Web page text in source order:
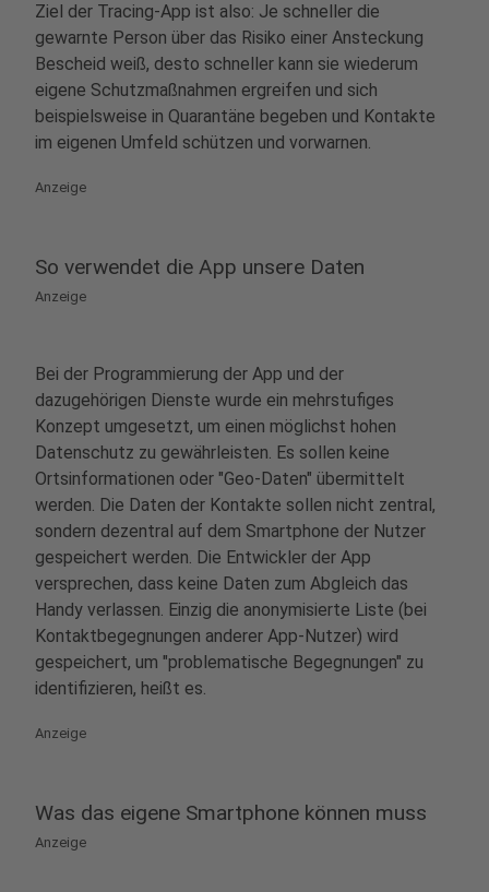
Ziel der Tracing-App ist also: Je schneller die
gewarnte Person über das Risiko einer Ansteckung
Bescheid weiß, desto schneller kann sie wiederum
eigene Schutzmaßnahmen ergreifen und sich
beispielsweise in Quarantäne begeben und Kontakte
im eigenen Umfeld schützen und vorwarnen.
Anzeige
So verwendet die App unsere Daten
Anzeige
Bei der Programmierung der App und der
dazugehörigen Dienste wurde ein mehrstufiges
Konzept umgesetzt, um einen möglichst hohen
Datenschutz zu gewährleisten. Es sollen keine
Ortsinformationen oder "Geo-Daten" übermittelt
werden. Die Daten der Kontakte sollen nicht zentral,
sondern dezentral auf dem Smartphone der Nutzer
gespeichert werden. Die Entwickler der App
versprechen, dass keine Daten zum Abgleich das
Handy verlassen. Einzig die anonymisierte Liste (bei
Kontaktbegegnungen anderer App-Nutzer) wird
gespeichert, um "problematische Begegnungen" zu
identifizieren, heißt es.
Anzeige
Was das eigene Smartphone können muss
Anzeige